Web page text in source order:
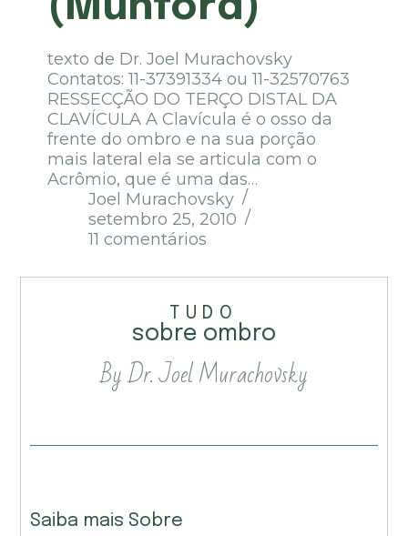
texto de Dr. Joel Murachovsky
Contatos: 11-37391334 ou 11-32570763
RESSECÇÃO DO TERÇO DISTAL DA
CLAVÍCULA A Clavícula é o osso da
frente do ombro e na sua porção
mais lateral ela se articula com o
Acrômio, que é uma das…
Joel Murachovsky
setembro 25, 2010
11 comentários
TUDO
sobre ombro
By Dr. Joel Murachovsky
Saiba mais Sobre